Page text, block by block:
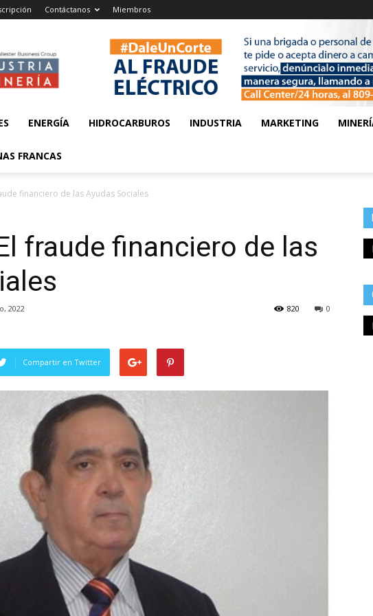
Contáctanos Miembros
ENERGÍA HIDROCARBUROS INDUSTRIA MARKETING
FRANCAS
financiero de las Ayudas Sociales
fraude financiero de las
2022 0
820
Compartir en Twitter